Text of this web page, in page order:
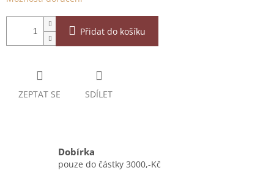
Přidat do košíku
ZEPTAT SE SDÍLET
Dobírka
pouze do částky 3000,-Kč